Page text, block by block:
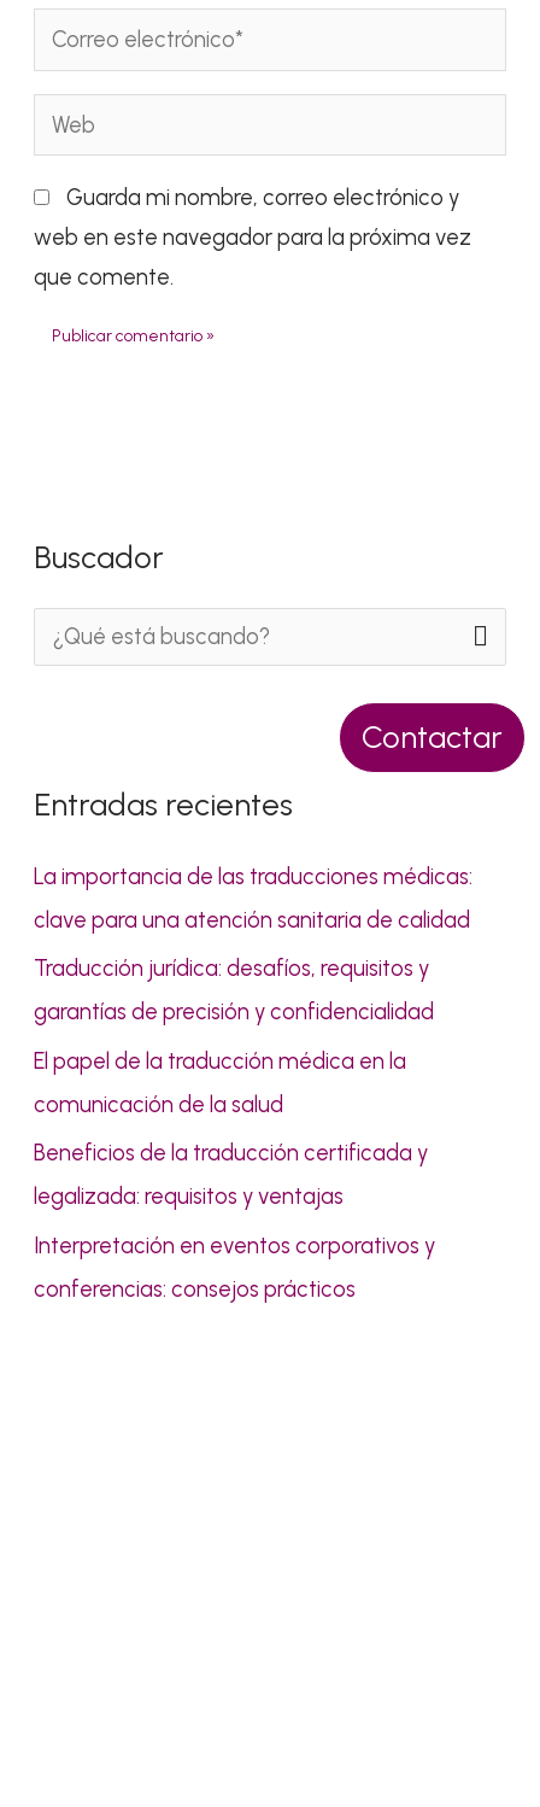
Contactar
Correo
electrónico*
Web
Guarda mi nombre, correo electrónico y
web en este navegador para la próxima vez
que comente.
Buscador
a
r
p
Entradas recientes
La importancia de las traducciones médicas:
clave para una atención sanitaria de calidad
Traducción jurídica: desafíos, requisitos y
garantías de precisión y confidencialidad
El papel de la traducción médica en la
comunicación de la salud
Beneficios de la traducción certificada y
legalizada: requisitos y ventajas
Interpretación en eventos corporativos y
conferencias: consejos prácticos